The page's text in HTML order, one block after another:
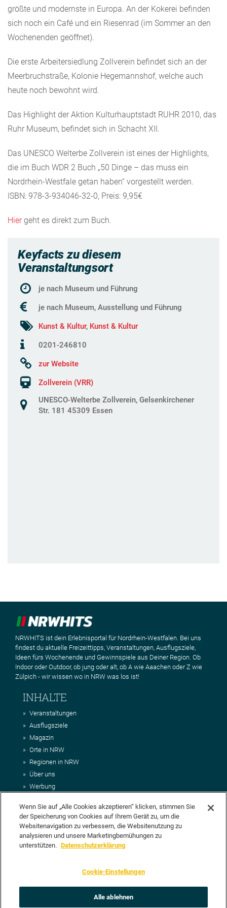
größte und modernste in Europa. An der Kokerei befinden
sich noch ein Café und ein Riesenrad (im Sommer an den
Wochenenden geöffnet).
Die erste Arbeitersiedlung Zollverein befindet sich an der
Meerbruchstraße, Kolonie Hegemannshof, welche auch
heute noch bewohnt wird.
Das Highlight der Aktion Kulturhauptstadt RUHR 2010, das
Ruhr Museum, befindet sich in Schacht XII.
Das UNESCO Welterbe Zollverein ist eines der Highlights,
die im Buch WDR 2 Buch „50 Dinge – das muss ein
Nordrhein-Westfale getan haben“ vorgestellt werden.
ISBN: 978-3-934046-32-0, Preis: 9,95€
Hiergeht es direkt zum Buch.
Keyfacts zu diesem
Veranstaltungsort
je nach Museum und Führung
je nach Museum, Ausstellung und Führung
Kunst & Kultur, Kunst & Kultur
0201-246810
zur Website
Zollverein (VRR)
UNESCO-Welterbe Zollverein, Gelsenkirchener
Str. 181 45309 Essen
NRWHITS ist dein Erlebnisportal für Nordrhein-Westfalen. Bei uns
findest du aktuelle Freizeittipps, Veranstaltungen, Ausflugsziele,
Ideen fürs Wochenende und Gewinnspiele aus Deiner Region. Ob
Indoor oder Outdoor, ob jung oder alt, ob A wie Aaachen oder Z wie
Zülpich - wir wissen wo in NRW was los ist!
INHALTE
Veranstaltungen
Ausflugsziele
Magazin
Orte in NRW
Regionen in NRW
Über uns
Werbung
Impressum
AGB
Datenschutz
DEIN VORSCHLAG FÜR NRWHITS
vorschlagen? Klasse, dann nutze doch einfach
Unsere Redaktion wird Deinen Vorschlag dann so schnell wie
Wenn Sie auf „Alle Cookies akzeptieren“ klicken, stimmen Sie
der Speicherung von Cookies auf Ihrem Gerät zu, um die
Websitenavigation zu verbessern, die Websitenutzung zu
analysieren und unsere Marketingbemühungen zu
unterstützen. Datenschutzerklärung
Cookie-Einstellungen
Alle ablehnen